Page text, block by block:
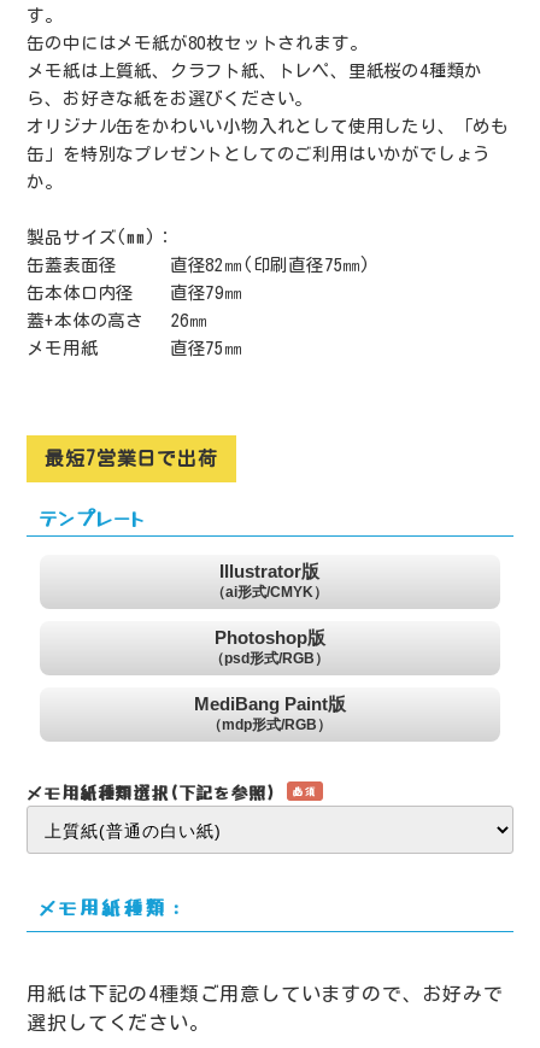
す。
缶の中にはメモ紙が80枚セットされます。
メモ紙は上質紙、クラフト紙、トレペ、里紙桜の4種類か
ら、お好きな紙をお選びください。
オリジナル缶をかわいい小物入れとして使用したり、「めも
缶」を特別なプレゼントとしてのご利用はいかがでしょう
か。
製品サイズ(mm)：
缶蓋表面径 直径82㎜(印刷直径75㎜)
缶本体口内径 直径79㎜
蓋+本体の高さ 26㎜
メモ用紙 直径75㎜
最短7営業日で出荷
テンプレート
Illustrator版
（ai形式/CMYK）
Photoshop版
（psd形式/RGB）
MediBang Paint版
（mdp形式/RGB）
メモ用紙種類選択(下記を参照) 必須
メモ用紙種類：
用紙は下記の4種類ご用意していますので、お好みで
選択してください。